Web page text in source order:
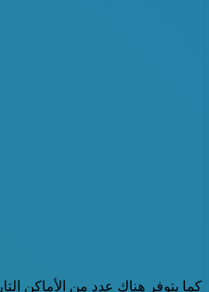
كما يتوفر هناك عدد من الأماكن